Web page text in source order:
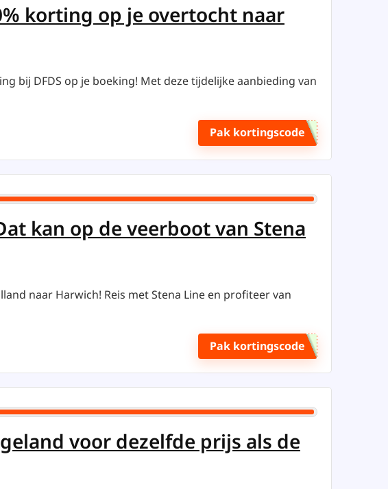
korting op je overtocht naar
bij DFDS op je boeking! Met deze tijdelijke aanbieding van
Pak kortingscode
kan op de veerboot van Stena
naar Harwich! Reis met Stena Line en profiteer van
Pak kortingscode
voor dezelfde prijs als de